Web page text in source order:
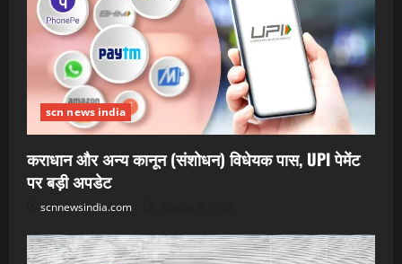
scn news india
कराधान और अन्य कानून (संशोधन) विधेयक पास, UPI पेमेंट
पर बड़ी अपडेट
scnnewsindia.com